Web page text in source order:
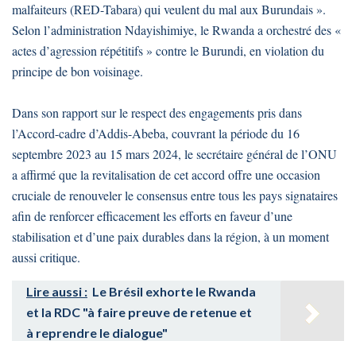
malfaiteurs (RED-Tabara) qui veulent du mal aux Burundais ».
Selon l’administration Ndayishimiye, le Rwanda a orchestré des «
actes d’agression répétitifs » contre le Burundi, en violation du
principe de bon voisinage.
Dans son rapport sur le respect des engagements pris dans
l’Accord-cadre d’Addis-Abeba, couvrant la période du 16
septembre 2023 au 15 mars 2024, le secrétaire général de l’ONU
a affirmé que la revitalisation de cet accord offre une occasion
cruciale de renouveler le consensus entre tous les pays signataires
afin de renforcer efficacement les efforts en faveur d’une
stabilisation et d’une paix durables dans la région, à un moment
aussi critique.
Lire aussi : Le Brésil exhorte le Rwanda
et la RDC "à faire preuve de retenue et
à reprendre le dialogue"